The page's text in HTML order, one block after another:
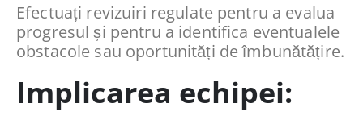
Efectuați revizuiri regulate pentru a evalua
progresul și pentru a identifica eventualele
obstacole sau oportunități de îmbunătățire.
Implicarea echipei: